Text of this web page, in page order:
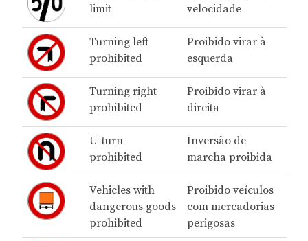
limit
velocidade
Turning left
prohibited
Proibido virar à
esquerda
Turning right
prohibited
Proibido virar à
direita
U-turn
prohibited
Inversão de
marcha proibida
Vehicles with
dangerous goods
prohibited
Proibido veículos
com mercadorias
perigosas